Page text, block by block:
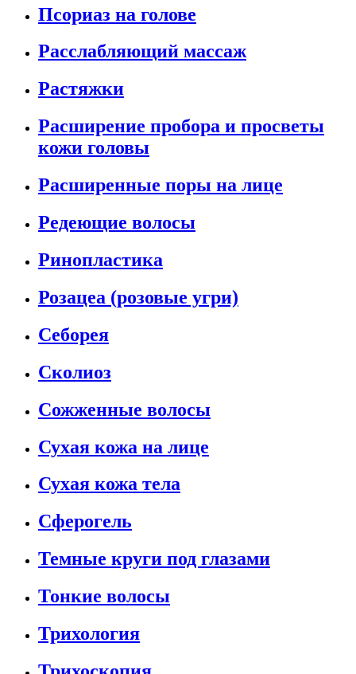
Псориаз на голове
Расслабляющий массаж
Растяжки
Расширение пробора и просветы
кожи головы
Расширенные поры на лице
Редеющие волосы
Ринопластика
Розацеа (розовые угри)
Себорея
Сколиоз
Сожженные волосы
Сухая кожа на лице
Сухая кожа тела
Сферогель
Темные круги под глазами
Тонкие волосы
Трихология